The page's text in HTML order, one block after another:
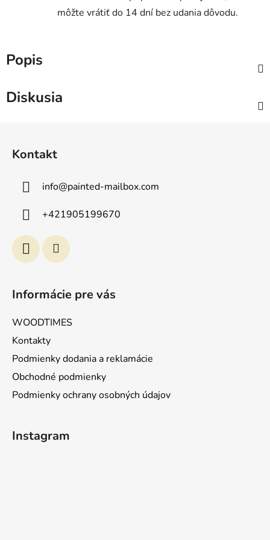
môžte vrátiť do 14 dní bez udania dôvodu.
Popis
Diskusia
Kontakt
info@painted-mailbox.com
+421905199670
Informácie pre vás
WOODTIMES
Kontakty
Podmienky dodania a reklamácie
Obchodné podmienky
Podmienky ochrany osobných údajov
Instagram